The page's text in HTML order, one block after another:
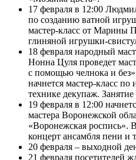
17 февраля в 12:00
по созданию ватной
мастер-класс от Марины
глиняной игрушки-
18 февраля народный
Нонна Цуля проведет
с помощью челнока и
начнется мастер-класс по
технике декупаж.
19 февраля в 12:00
мастера Воронежской
«Воронежская роспись».
концерт ансамбля пени и
20 февраля – выходной
21 февраля посетителей